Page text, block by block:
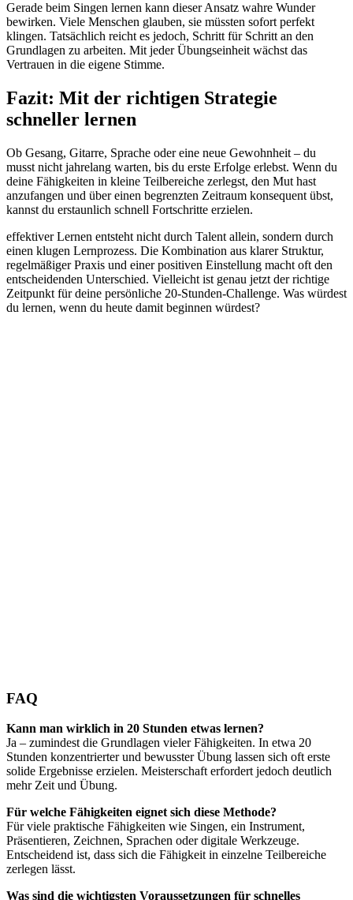
Gerade beim Singen lernen kann dieser Ansatz wahre Wunder
bewirken. Viele Menschen glauben, sie müssten sofort perfekt
klingen. Tatsächlich reicht es jedoch, Schritt für Schritt an den
Grundlagen zu arbeiten. Mit jeder Übungseinheit wächst das
Vertrauen in die eigene Stimme.
Fazit: Mit der richtigen Strategie
schneller lernen
Ob Gesang, Gitarre, Sprache oder eine neue Gewohnheit – du
musst nicht jahrelang warten, bis du erste Erfolge erlebst. Wenn du
deine Fähigkeiten in kleine Teilbereiche zerlegst, den Mut hast
anzufangen und über einen begrenzten Zeitraum konsequent übst,
kannst du erstaunlich schnell Fortschritte erzielen.
effektiver Lernen entsteht nicht durch Talent allein, sondern durch
einen klugen Lernprozess. Die Kombination aus klarer Struktur,
regelmäßiger Praxis und einer positiven Einstellung macht oft den
entscheidenden Unterschied. Vielleicht ist genau jetzt der richtige
Zeitpunkt für deine persönliche 20-Stunden-Challenge. Was würdest
du lernen, wenn du heute damit beginnen würdest?
FAQ
Kann man wirklich in 20 Stunden etwas lernen?
Ja – zumindest die Grundlagen vieler Fähigkeiten. In etwa 20
Stunden konzentrierter und bewusster Übung lassen sich oft erste
solide Ergebnisse erzielen. Meisterschaft erfordert jedoch deutlich
mehr Zeit und Übung.
Für welche Fähigkeiten eignet sich diese Methode?
Für viele praktische Fähigkeiten wie Singen, ein Instrument,
Präsentieren, Zeichnen, Sprachen oder digitale Werkzeuge.
Entscheidend ist, dass sich die Fähigkeit in einzelne Teilbereiche
zerlegen lässt.
Was sind die wichtigsten Voraussetzungen für schnelles